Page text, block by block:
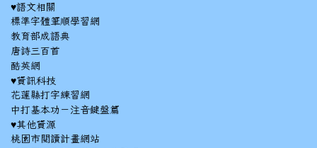
♥語文相關
標準字體筆順學習網
教育部成語典
唐詩三百首
酷英網
♥資訊科技
花蓮縣打字練習網
中打基本功－注音鍵盤篇
♥其他資源
桃園市閱讀計畫網站